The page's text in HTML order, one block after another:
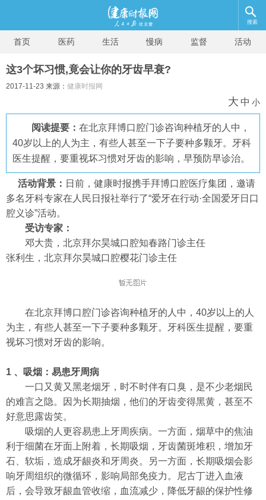
搜索
首页 医药 生活 慢病 监督 活动
这3个坏习惯,竟会让你的牙齿早衰?
2017-11-23 来源： 健康时报网
大 中 小
阅读提要： 在北京拜博口腔门诊咨询种植牙的人中，
40岁以上的人为主，有些人甚至一下子要种多颗牙。牙科
医生提醒，要重视坏习惯对牙齿的影响，早预防早诊治。
活动背景： 日前，健康时报携手拜博口腔医疗集团，邀请
多名牙科专家在人民日报社举行了“爱牙在行动·全国爱牙日口
腔义诊”活动。
受访专家：
邓大贵，北京拜尔昊城口腔知春路门诊主任
张利生，北京拜尔昊城口腔樱花门诊主任
在北京拜博口腔门诊咨询种植牙的人中，40岁以上的人
为主，有些人甚至一下子要种多颗牙。牙科医生提醒，要重
视坏习惯对牙齿的影响。
1 、吸烟：易患牙周病
一口又黄又黑老烟牙，时不时伴有口臭，是不少老烟民
的难言之隐。因为长期抽烟，他们的牙齿变得黑黄，甚至不
好意思露齿笑。
吸烟的人更容易患上牙周疾病。一方面，烟草中的焦油
利于细菌在牙面上附着，长期吸烟，牙齿菌斑堆积，增加牙
石、软垢，造成牙龈炎和牙周炎。另一方面，长期吸烟会影
响牙周组织的微循环，影响局部免疫力。尼古丁进入血液
后，会导致牙龈血管收缩，血流减少，降低牙龈的保护性修